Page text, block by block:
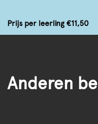
Prijs per leerling €11,50
Anderen